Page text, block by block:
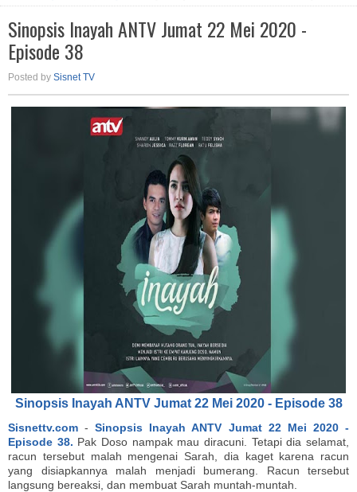
Sinopsis Inayah ANTV Jumat 22 Mei 2020 -
Episode 38
Posted by Sisnet TV
Sinopsis Inayah ANTV Jumat 22 Mei 2020 - Episode 38
Sisnettv.com -Sinopsis Inayah ANTV Jumat 22 Mei 2020 -
Episode 38. Pak Doso nampak mau diracuni. Tetapi dia selamat,
racun tersebut malah mengenai Sarah, dia kaget karena racun
yang disiapkannya malah menjadi bumerang. Racun tersebut
langsung bereaksi, dan membuat Sarah muntah-muntah.